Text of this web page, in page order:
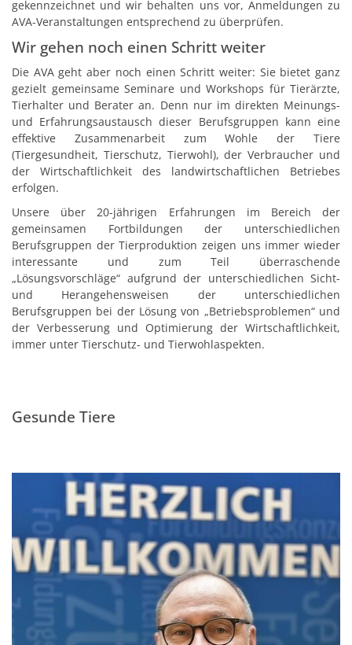
gekennzeichnet und wir behalten uns vor, Anmeldungen zu
AVA-Veranstaltungen entsprechend zu überprüfen.
Wir gehen noch einen Schritt weiter
Die AVA geht aber noch einen Schritt weiter: Sie bietet ganz
gezielt gemeinsame Seminare und Workshops für Tierärzte,
Tierhalter und Berater an. Denn nur im direkten Meinungs-
und Erfahrungsaustausch dieser Berufsgruppen kann eine
effektive Zusammenarbeit zum Wohle der Tiere
(Tiergesundheit, Tierschutz, Tierwohl), der Verbraucher und
der Wirtschaftlichkeit des landwirtschaftlichen Betriebes
erfolgen.
Unsere über 20-jährigen Erfahrungen im Bereich der
gemeinsamen Fortbildungen der unterschiedlichen
Berufsgruppen der Tierproduktion zeigen uns immer wieder
interessante und zum Teil überraschende
„Lösungsvorschläge“ aufgrund der unterschiedlichen Sicht-
und Herangehensweisen der unterschiedlichen
Berufsgruppen bei der Lösung von „Betriebsproblemen“ und
der Verbesserung und Optimierung der Wirtschaftlichkeit,
immer unter Tierschutz- und Tierwohlaspekten.
Gesunde Tiere